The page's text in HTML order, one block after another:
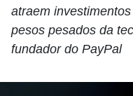
atraem
pesos pesados da
fundador do PayPal